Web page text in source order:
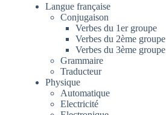
Langue française
Conjugaison
Verbes du 1er groupe
Verbes du 2ème groupe
Verbes du 3ème groupe
Grammaire
Traducteur
Physique
Automatique
Electricité